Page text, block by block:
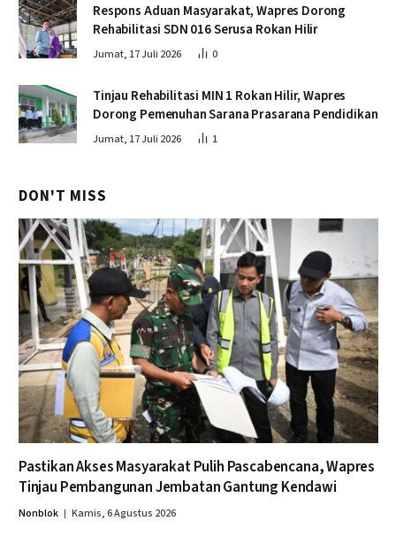
Respons Aduan Masyarakat, Wapres Dorong
Rehabilitasi SDN 016 Serusa Rokan Hilir
Jumat, 17 Juli 2026 0
Tinjau Rehabilitasi MIN 1 Rokan Hilir, Wapres
Dorong Pemenuhan Sarana Prasarana Pendidikan
Jumat, 17 Juli 2026 1
DON'T MISS
Pastikan Akses Masyarakat Pulih Pascabencana, Wapres
Tinjau Pembangunan Jembatan Gantung Kendawi
Nonblok Kamis, 6 Agustus 2026